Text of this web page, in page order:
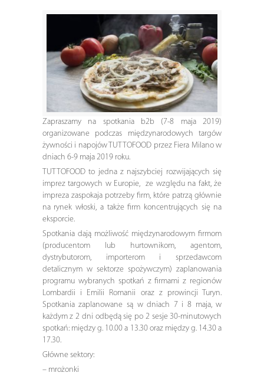
Zapraszamy na spotkania b2b (7-8 maja 2019)
organizowane podczas międzynarodowych targów
żywności i napojów TUTTOFOOD przez Fiera Milano w
dniach 6-9 maja 2019 roku.
TUTTOFOOD to jedna z najszybciej rozwijających się
imprez targowych w Europie, ze względu na fakt, że
impreza zaspokaja potrzeby firm, które patrzą głównie
na rynek włoski, a także firm koncentrujących się na
eksporcie.
Spotkania dają możliwość międzynarodowym firmom
(producentom lub hurtownikom, agentom,
dystrybutorom, importerom i sprzedawcom
detalicznym w sektorze spożywczym) zaplanowania
programu wybranych spotkań z firmami z regionów
Lombardii i Emilii Romanii oraz z prowincji Turyn.
Spotkania zaplanowane są w dniach 7 i 8 maja, w
każdym z 2 dni odbędą się po 2 sesje 30-minutowych
spotkań: między g. 10.00 a 13.30 oraz między g. 14.30 a
17.30.
Główne sektory:
– mrożonki